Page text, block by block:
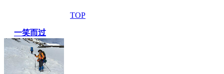
TOP
一笑而过